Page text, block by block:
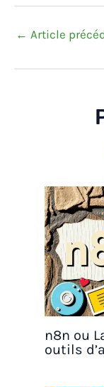
← Article
n8n ou
outils